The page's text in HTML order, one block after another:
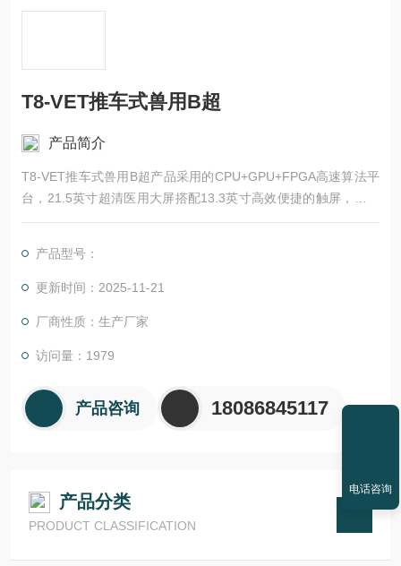
T8-VET推车式兽用B超
产品简介
T8-VET推车式兽用B超产品采用的CPU+GPU+FPGA高速算法平
台，21.5英寸超清医用大屏搭配13.3英寸高效便捷的触屏，图像
与操控体验的再次升级；电动升降旋转操控面板及双关节万向支
为提高临床诊断的准确率提供更佳的解决方案。
产品型号：
更新时间：2025-11-21
厂商性质：生产厂家
访问量：1979
产品咨询 18086845117
产品分类
PRODUCT CLASSIFICATION
电话咨询